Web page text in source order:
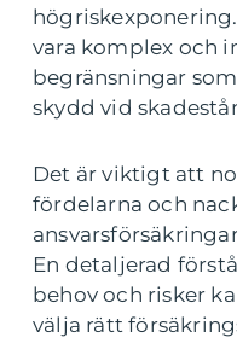
vara komplex och
begränsningar
skydd vid
Det är viktigt att
fördelarna och
En detaljerad
behov och risker
välja rätt